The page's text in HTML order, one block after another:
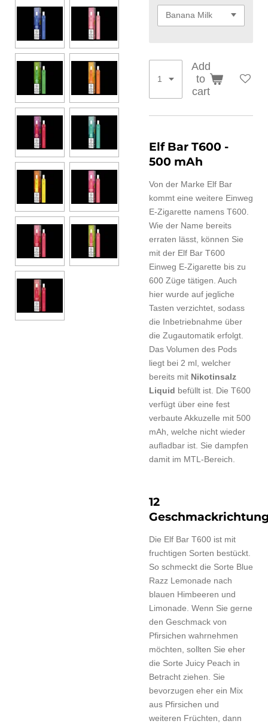
Add
to
cart
Elf Bar T600 -
500 mAh
Von der Marke Elf Bar
kommt eine weitere Einweg
E-Zigarette namens T600.
Wie der Name bereits
erraten lässt, können Sie
mit der Elf Bar T600
Einweg E-Zigarette bis zu
600 Züge tätigen. Auch
hier wurde auf jegliche
Tasten verzichtet, sodass
die Inbetriebnahme über
die Zugautomatik erfolgt.
Das Volumen des Pods
liegt bei 2 ml, welcher
bereits mit Nikotinsalz
Liquid befüllt ist. Die T600
verfügt über eine fest
verbaute Akkuzelle mit 500
mAh, welche nicht wieder
aufladbar ist. Sie dampfen
damit im MTL-Bereich.
12
Die Elf Bar T600 ist mit
fruchtigen Sorten bestückt.
So schmeckt die Sorte Blue
Razz Lemonade nach
blauen Himbeeren und
Limonade. Wenn Sie gerne
den Geschmack von
Pfirsichen wahrnehmen
möchten, sollten Sie eher
die Sorte Juicy Peach in
Betracht ziehen. Sie
bevorzugen eher ein Mix
aus Pfirsichen und
weiteren Früchten, dann